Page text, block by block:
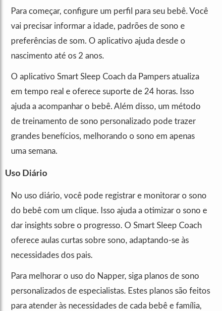
Para começar, configure um perfil para seu bebê. Você
vai precisar informar a idade, padrões de sono e
preferências de som. O aplicativo ajuda desde o
nascimento até os 2 anos.
O aplicativo Smart Sleep Coach da Pampers atualiza
em tempo real e oferece suporte de 24 horas. Isso
ajuda a acompanhar o bebê. Além disso, um método
de treinamento de sono personalizado pode trazer
grandes benefícios, melhorando o sono em apenas
uma semana.
Uso Diário
No uso diário, você pode registrar e monitorar o sono
do bebê com um clique. Isso ajuda a otimizar o sono e
dar insights sobre o progresso. O Smart Sleep Coach
oferece aulas curtas sobre sono, adaptando-se às
necessidades dos pais.
Para melhorar o uso do Napper, siga planos de sono
personalizados de especialistas. Estes planos são feitos
para atender às necessidades de cada bebê e família,